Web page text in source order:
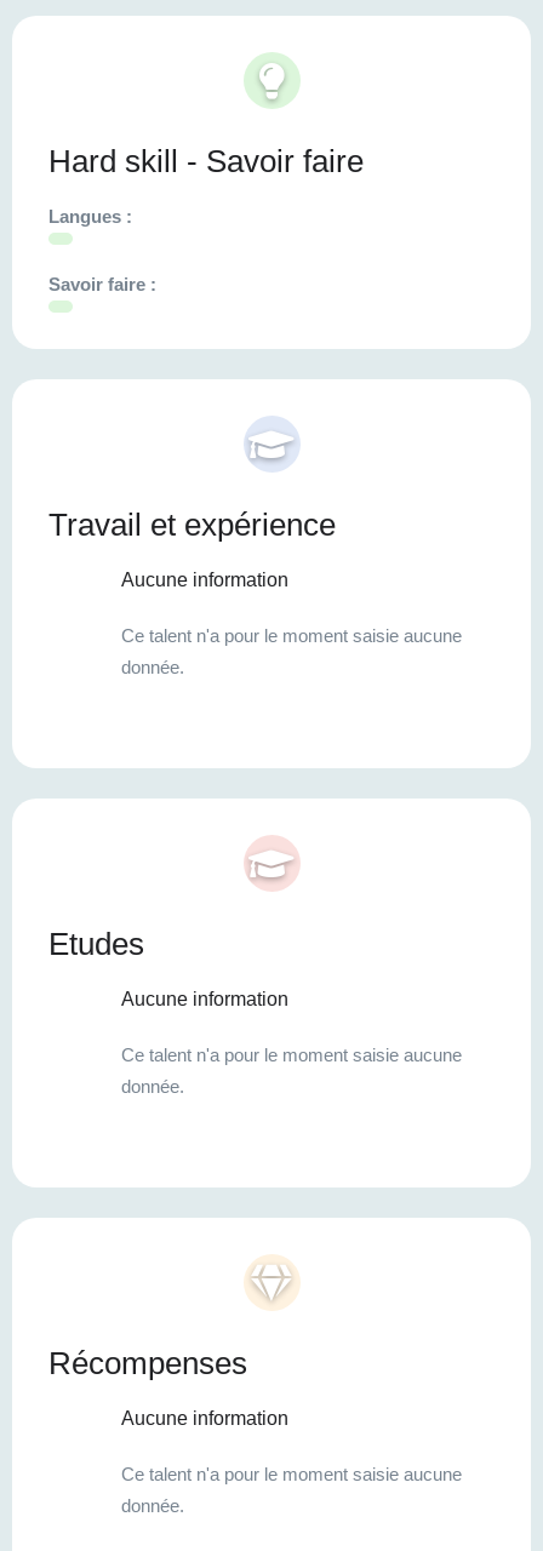
Hard skill - Savoir faire
Langues :
Savoir faire :
Travail et expérience
Aucune information
Ce talent n'a pour le moment saisie aucune
donnée.
Etudes
Aucune information
Ce talent n'a pour le moment saisie aucune
donnée.
Récompenses
Aucune information
Ce talent n'a pour le moment saisie aucune
donnée.